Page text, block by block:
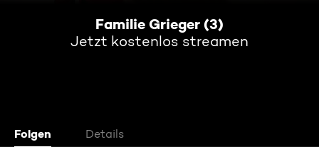
Familie Grieger (3)
Jetzt kostenlos streamen
Folgen Details